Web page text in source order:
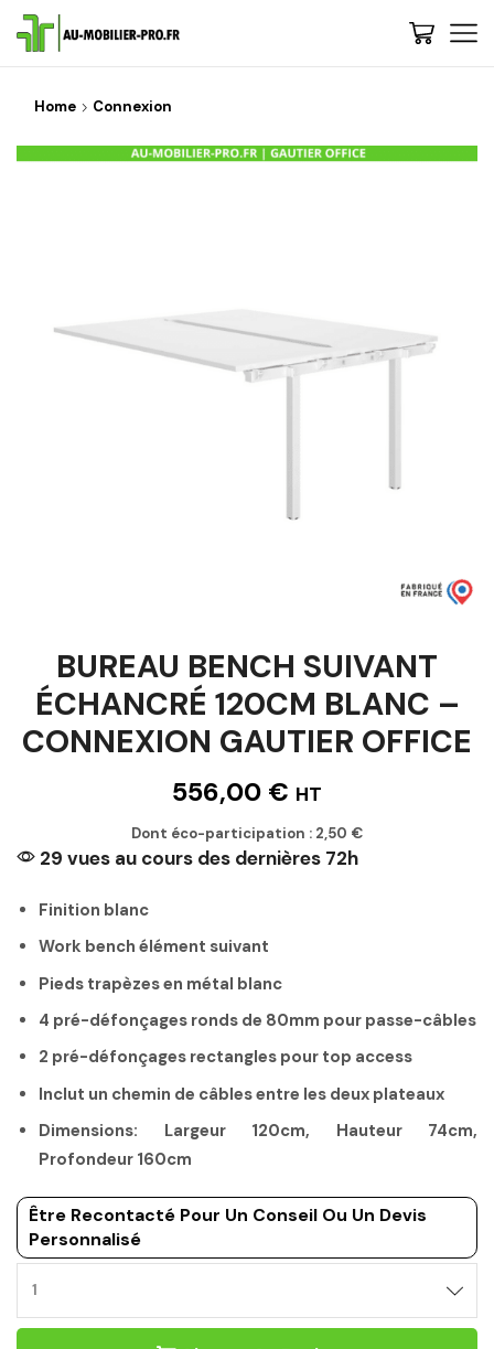
Home Connexion
BUREAU BENCH SUIVANT
ÉCHANCRÉ 120CM BLANC –
CONNEXION GAUTIER OFFICE
556,00 € HT
Dont éco-participation : 2,50 €
29 vues au cours des dernières 72h
Finition blanc
Work bench élément suivant
Pieds trapèzes en métal blanc
4 pré-défonçages ronds de 80mm pour passe-câbles
2 pré-défonçages rectangles pour top access
Inclut un chemin de câbles entre les deux plateaux
Dimensions: Largeur 120cm, Hauteur 74cm,
Profondeur 160cm
Être Recontacté Pour Un Conseil Ou Un Devis
Personnalisé
BENCH